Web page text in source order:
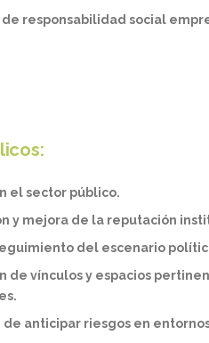
de responsabilidad social
el sector público.
y mejora de la reputación
del escenario
de vínculos y espacios
de anticipar riesgos en